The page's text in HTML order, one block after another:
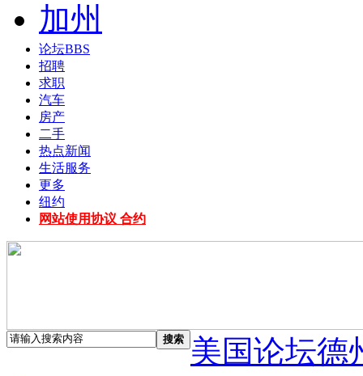
加州
论坛BBS
招聘
求职
汽车
房产
二手
热点新闻
生活服务
更多
纽约
网站使用协议 合约
搜索
美国论坛德